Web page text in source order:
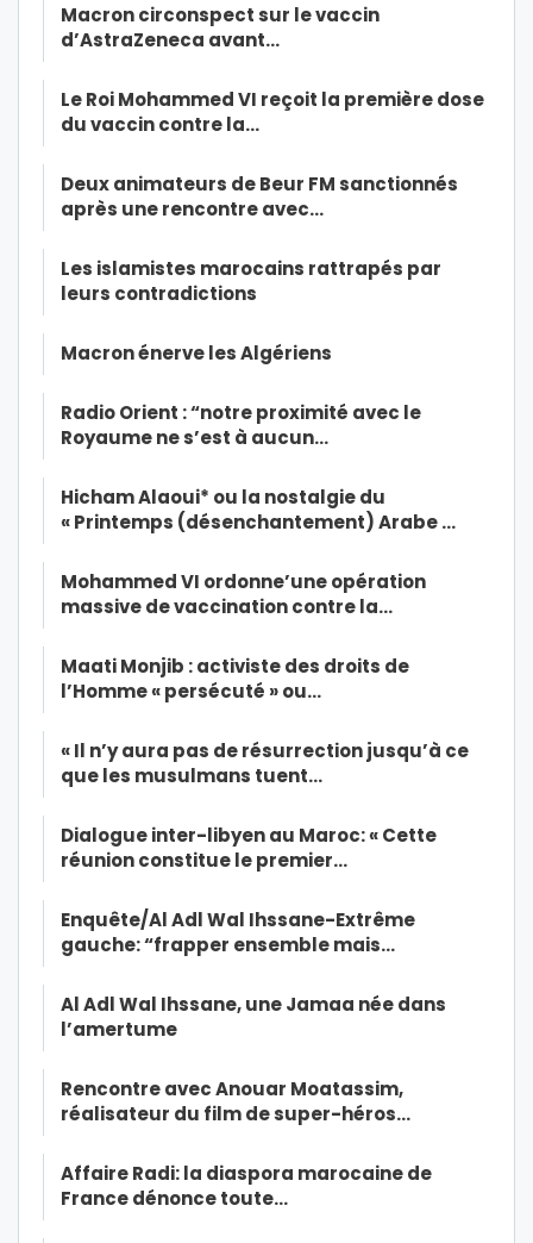
Macron circonspect sur le vaccin
d’AstraZeneca avant…
Le Roi Mohammed VI reçoit la première dose
du vaccin contre la…
Deux animateurs de Beur FM sanctionnés
après une rencontre avec…
Les islamistes marocains rattrapés par
leurs contradictions
Macron énerve les Algériens
Radio Orient : “notre proximité avec le
Royaume ne s’est à aucun…
Hicham Alaoui* ou la nostalgie du
« Printemps (désenchantement) Arabe …
Mohammed VI ordonne’une opération
massive de vaccination contre la…
Maati Monjib : activiste des droits de
l’Homme « persécuté » ou…
« Il n’y aura pas de résurrection jusqu’à ce
que les musulmans tuent…
Dialogue inter-libyen au Maroc: « Cette
réunion constitue le premier…
Enquête/Al Adl Wal Ihssane-Extrême
gauche: “frapper ensemble mais…
Al Adl Wal Ihssane, une Jamaa née dans
l’amertume
Rencontre avec Anouar Moatassim,
réalisateur du film de super-héros…
Affaire Radi: la diaspora marocaine de
France dénonce toute…